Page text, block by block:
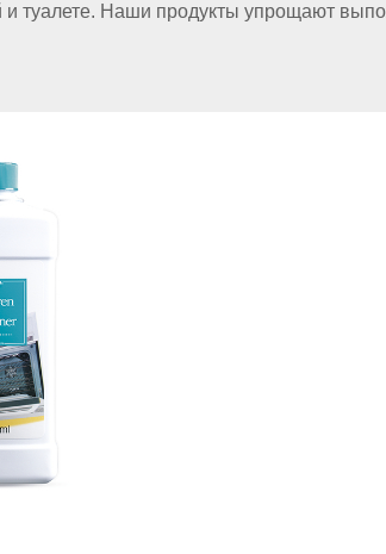
туалете. Наши продукты упрощают